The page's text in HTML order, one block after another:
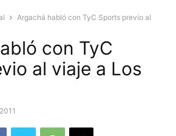
Argachá habló con TyC Sports previo al
con TyC
al viaje a Los